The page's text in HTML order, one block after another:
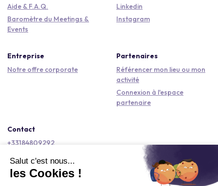
Aide & F.A.Q.
Baromètre du Meetings &
Events
Linkedin
Instagram
Entreprise
Notre offre corporate
Partenaires
Référencer mon lieu ou mon
activité
Connexion à l'espace
partenaire
Contact
+33184809292